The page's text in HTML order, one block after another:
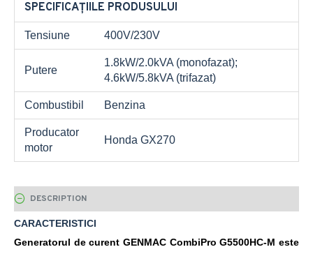
SPECIFICAȚIILE PRODUSULUI
Tensiune 400V/230V
Putere
1.8kW/2.0kVA (monofazat);
4.6kW/5.8kVA (trifazat)
Combustibil Benzina
Producator
motor
Honda GX270
DESCRIPTION
CARACTERISTICI
Generatorul de curent GENMAC CombiPro G5500HC‑M este